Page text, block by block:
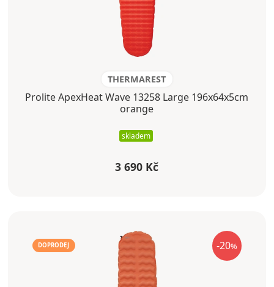
THERMAREST
Prolite ApexHeat Wave 13258 Large 196x64x5cm
orange
skladem
3 690 Kč
-20%
DOPRODEJ